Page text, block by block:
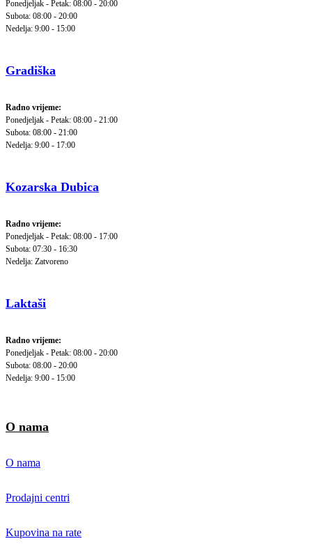
Ponedjeljak - Petak: 08:00 - 20:00
Subota: 08:00 - 20:00
Nedelja: 9:00 - 15:00
Gradiška
Radno vrijeme:
Ponedjeljak - Petak: 08:00 - 21:00
Subota: 08:00 - 21:00
Nedelja: 9:00 - 17:00
Kozarska Dubica
Radno vrijeme:
Ponedjeljak - Petak: 08:00 - 17:00
Subota: 07:30 - 16:30
Nedelja: Zatvoreno
Laktaši
Radno vrijeme:
Ponedjeljak - Petak: 08:00 - 20:00
Subota: 08:00 - 20:00
Nedelja: 9:00 - 15:00
O nama
O nama
Prodajni centri
Kupovina na rate